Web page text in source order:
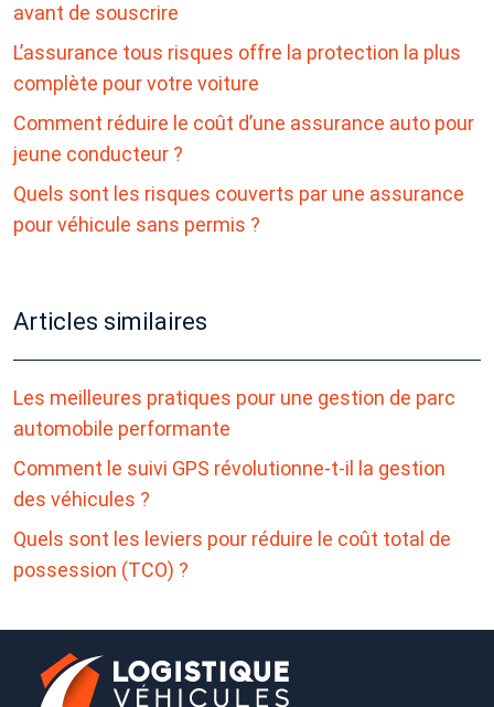
avant de souscrire
L’assurance tous risques offre la protection la plus
complète pour votre voiture
Comment réduire le coût d’une assurance auto pour
jeune conducteur ?
Quels sont les risques couverts par une assurance
pour véhicule sans permis ?
Articles similaires
Les meilleures pratiques pour une gestion de parc
automobile performante
Comment le suivi GPS révolutionne-t-il la gestion
des véhicules ?
Quels sont les leviers pour réduire le coût total de
possession (TCO) ?